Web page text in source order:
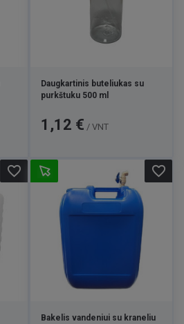
Daugkartinis buteliukas su
purkštuku 500 ml
Kaina
1,12 € / VNT
favorite_border
Bakelis vandeniui su kraneliu
favorite_border